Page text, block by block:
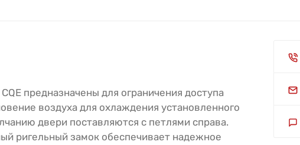
предназначены для ограничения доступа
воздуха для охлаждения установленного
двери поставляются с петлями справа.
ригельный замок обеспечивает надежное